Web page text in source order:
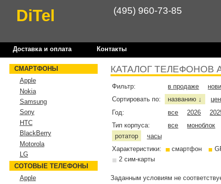
DiTel (495) 960-73-85
Доставка и оплата Контакты
КАТАЛОГ ТЕЛЕФОНОВ
Фильтр: в продаже
Сортировать по:
названию ↓
Год:
все 2026
Тип корпуса:
все
моноблок
ротатор
часы
Характеристики:
смартфон
2 сим-карты
Заданным условиям не
СМАРТФОНЫ
Apple
Nokia
Samsung
Sony
HTC
BlackBerry
Motorola
LG
СОТОВЫЕ ТЕЛЕФОНЫ
Apple